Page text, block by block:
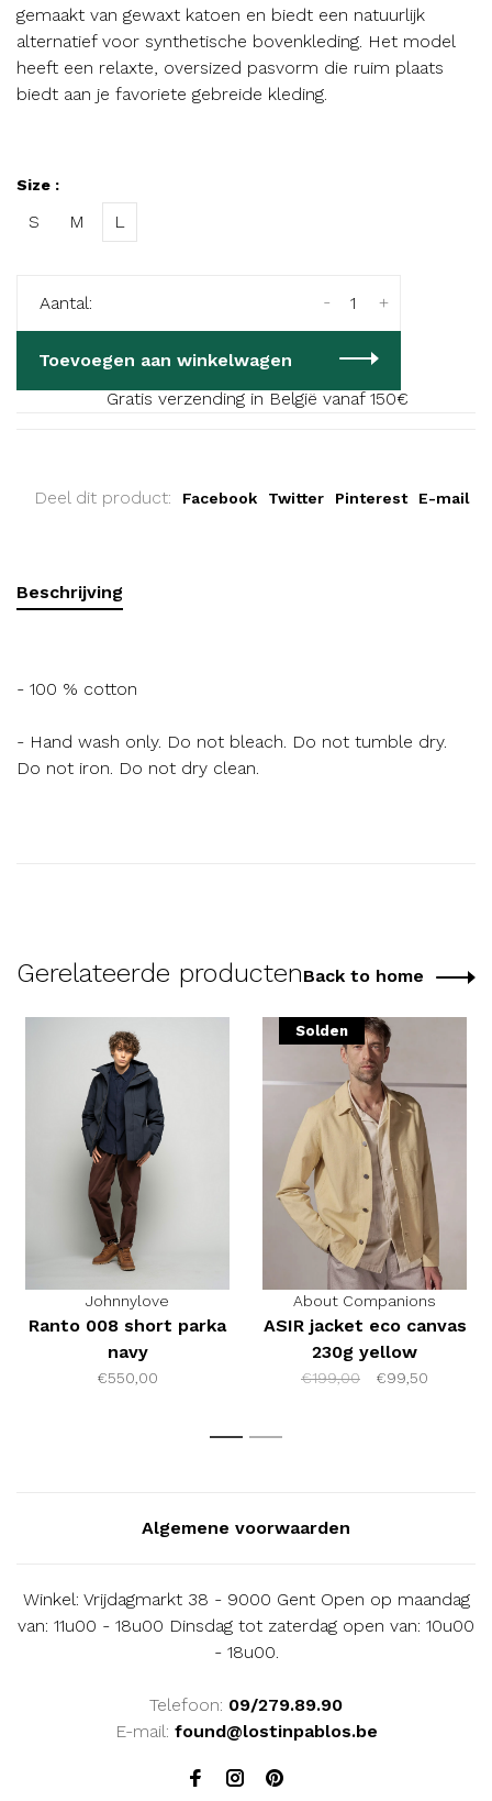
gemaakt van gewaxt katoen en biedt een natuurlijk
alternatief voor synthetische bovenkleding. Het model
heeft een relaxte, oversized pasvorm die ruim plaats
biedt aan je favoriete gebreide kleding.
Size :
S M L
Aantal: +
-
Toevoegen aan winkelwagen
Gratis verzending in België vanaf 150€
Deel dit product: Facebook Twitter Pinterest E-mail
Beschrijving
- 100 % cotton
- Hand wash only. Do not bleach. Do not tumble dry.
Do not iron. Do not dry clean.
Gerelateerde productenBack to home
Johnnylove
Ranto 008 short parka
navy
€550,00
Solden
About Companions
ASIR jacket eco canvas
230g yellow
€199,00 €99,50
1 2
Algemene voorwaarden
Winkel: Vrijdagmarkt 38 - 9000 Gent Open op maandag
van: 11u00 - 18u00 Dinsdag tot zaterdag open van: 10u00
- 18u00.
Telefoon: 09/279.89.90
E-mail: found@lostinpablos.be